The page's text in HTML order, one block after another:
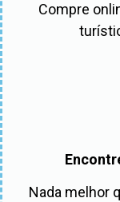
Compre
Nada melhor